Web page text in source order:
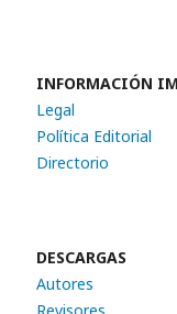
INFORMACIÓN
Legal
Política Editorial
Directorio
DESCARGAS
Autores